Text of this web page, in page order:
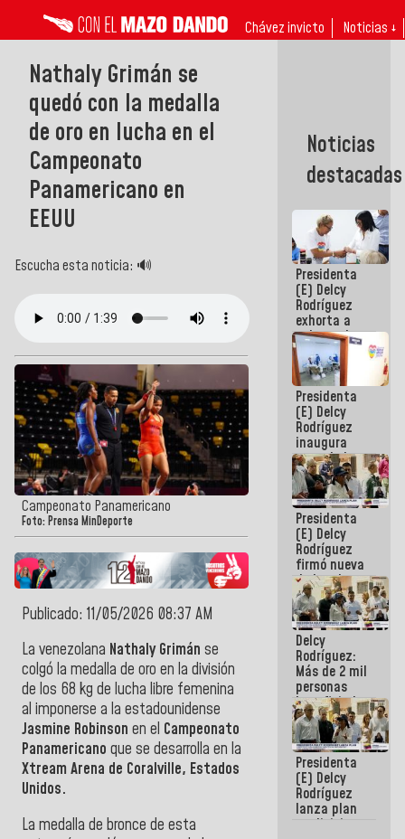
Chávez invicto Noticias ↓
Nathaly Grimán se
quedó con la medalla
de oro en lucha en el
Campeonato
Panamericano en
EEUU
Escucha esta noticia: 🔊
Campeonato Panamericano
Foto: Prensa MinDeporte
Publicado: 11/05/2026 08:37 AM
La venezolana Nathaly Grimán se
colgó la medalla de oro en la división
de los 68 kg de lucha libre femenina
al imponerse a la estadounidense
Jasmine Robinson en el Campeonato
Panamericano que se desarrolla en la
Xtream Arena de Coralville, Estados
Unidos.
La medalla de bronce de esta
Noticias
destacadas
Presidenta
(E) Delcy
Rodríguez
exhorta a
gobernadores
y alcaldes a
edificar
casas para
abuelos
Presidenta
(E) Delcy
Rodríguez
inaugura
casa de los
Abuelos
Primavera
en Caracas
Presidenta
(E) Delcy
Rodríguez
firmó nueva
de Ley de
Arrendamiento
aprobada
por la AN
Delcy
Rodríguez:
Más de 2 mil
personas
beneficiadas
con planes
para
atención de
emergencia
sísmica en
la última
semana
Presidenta
(E) Delcy
Rodríguez
lanza plan
crediticio